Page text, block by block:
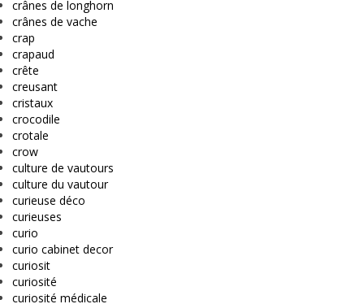
crânes de longhorn
crânes de vache
crap
crapaud
crête
creusant
cristaux
crocodile
crotale
crow
culture de vautours
culture du vautour
curieuse déco
curieuses
curio
curio cabinet decor
curiosit
curiosité
curiosité médicale